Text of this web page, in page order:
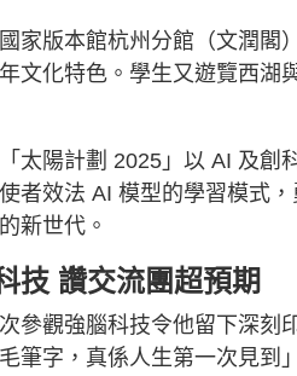
家版本館杭州分館（文潤閣
文化特色。學生又遊覽西湖
太陽計劃 2025」以 AI 及創
者效法 AI 模型的學習模式
新世代。
技 讚交流團超預期
參觀強腦科技令他留下深刻
筆字，真係人生第一次見到